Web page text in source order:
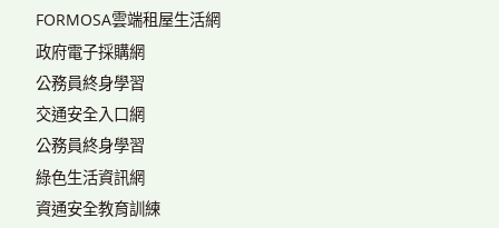
FORMOSA雲端租屋生活網
政府電子採購網
公務員終身學習
交通安全入口網
公務員終身學習
綠色生活資訊網
資通安全教育訓練